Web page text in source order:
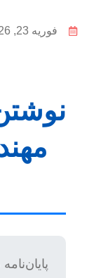
فوریه 23, 2026